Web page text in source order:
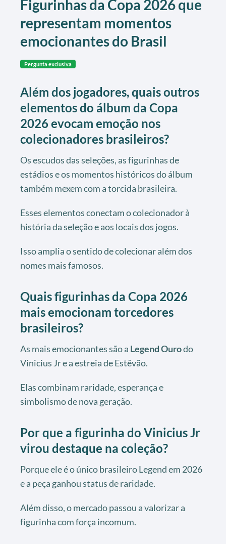
Figurinhas da Copa 2026 que
representam momentos
emocionantes do Brasil
Pergunta exclusiva
Além dos jogadores, quais outros
elementos do álbum da Copa
2026 evocam emoção nos
colecionadores brasileiros?
Os escudos das seleções, as figurinhas de
estádios e os momentos históricos do álbum
também mexem com a torcida brasileira.
Esses elementos conectam o colecionador à
história da seleção e aos locais dos jogos.
Isso amplia o sentido de colecionar além dos
nomes mais famosos.
Quais figurinhas da Copa 2026
mais emocionam torcedores
brasileiros?
As mais emocionantes são a Legend Ourodo
Vinicius Jr e a estreia de Estêvão.
Elas combinam raridade, esperança e
simbolismo de nova geração.
Por que a figurinha do Vinicius Jr
virou destaque na coleção?
Porque ele é o único brasileiro Legend em 2026
e a peça ganhou status de raridade.
Além disso, o mercado passou a valorizar a
figurinha com força incomum.